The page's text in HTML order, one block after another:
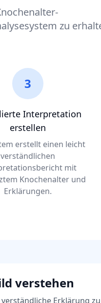
zu
3
Interpretation
erstellen
erstellt einen leicht
verständlichen
mit
Knochenalter und
Erklärungen.
verstehen
Erklärung